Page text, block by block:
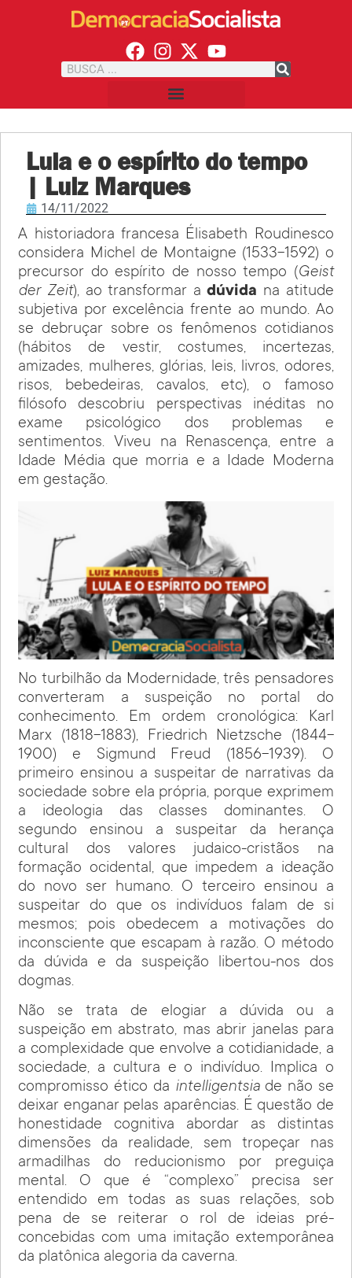
Lula e o espírito do tempo
| Luiz Marques
14/11/2022
A historiadora francesa Élisabeth Roudinesco
considera Michel de Montaigne (1533-1592) o
precursor do espírito de nosso tempo (Geist
der Zeit), ao transformar adúvida na atitude
subjetiva por excelência frente ao mundo. Ao
se debruçar sobre os fenômenos cotidianos
(hábitos de vestir, costumes, incertezas,
amizades, mulheres, glórias, leis, livros, odores,
risos, bebedeiras, cavalos, etc), o famoso
filósofo descobriu perspectivas inéditas no
exame psicológico dos problemas e
sentimentos. Viveu na Renascença, entre a
Idade Média que morria e a Idade Moderna
em gestação.
No turbilhão da Modernidade, três pensadores
converteram a suspeição no portal do
conhecimento. Em ordem cronológica: Karl
Marx (1818-1883), Friedrich Nietzsche (1844-
1900) e Sigmund Freud (1856-1939). O
primeiro ensinou a suspeitar de narrativas da
sociedade sobre ela própria, porque exprimem
a ideologia das classes dominantes. O
segundo ensinou a suspeitar da herança
cultural dos valores judaico-cristãos na
formação ocidental, que impedem a ideação
do novo ser humano. O terceiro ensinou a
suspeitar do que os indivíduos falam de si
mesmos; pois obedecem a motivações do
inconsciente que escapam à razão. O método
da dúvida e da suspeição libertou-nos dos
dogmas.
Não se trata de elogiar a dúvida ou a
suspeição em abstrato, mas abrir janelas para
a complexidade que envolve a cotidianidade, a
sociedade, a cultura e o indivíduo. Implica o
compromisso ético da intelligentsiade não se
deixar enganar pelas aparências. É questão de
honestidade cognitiva abordar as distintas
dimensões da realidade, sem tropeçar nas
armadilhas do reducionismo por preguiça
mental. O que é “complexo” precisa ser
entendido em todas as suas relações, sob
pena de se reiterar o rol de ideias pré-
concebidas com uma imitação extemporânea
da platônica alegoria da caverna.